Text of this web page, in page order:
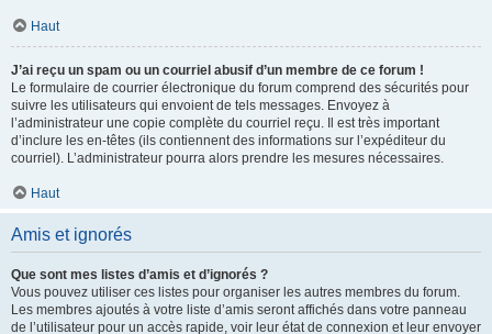
Haut
J’ai reçu un spam ou un courriel abusif d’un membre de ce forum !
Le formulaire de courrier électronique du forum comprend des sécurités pour
suivre les utilisateurs qui envoient de tels messages. Envoyez à
l’administrateur une copie complète du courriel reçu. Il est très important
d’inclure les en-têtes (ils contiennent des informations sur l’expéditeur du
courriel). L’administrateur pourra alors prendre les mesures nécessaires.
Haut
Amis et ignorés
Que sont mes listes d’amis et d’ignorés ?
Vous pouvez utiliser ces listes pour organiser les autres membres du forum.
Les membres ajoutés à votre liste d’amis seront affichés dans votre panneau
de l’utilisateur pour un accès rapide, voir leur état de connexion et leur envoyer